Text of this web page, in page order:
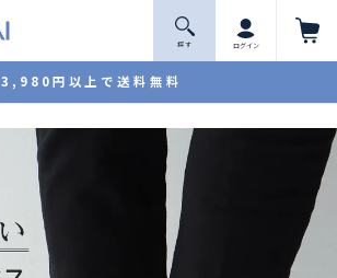
3,980円以上で送料無料
探 す ログイン